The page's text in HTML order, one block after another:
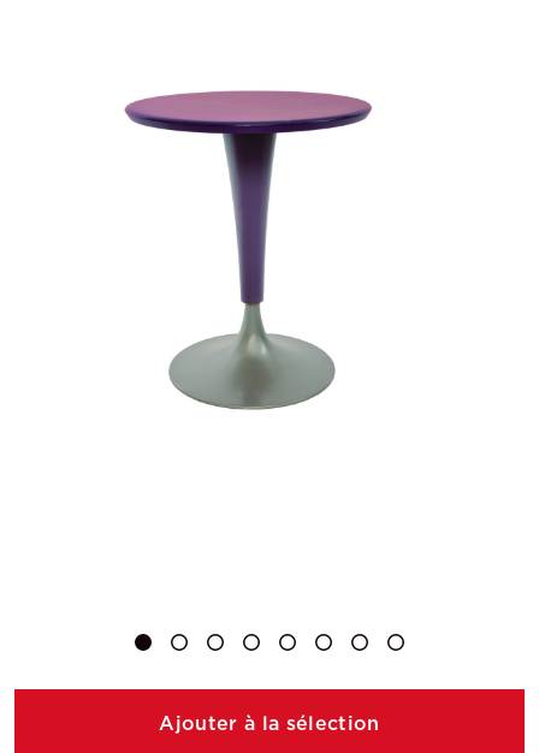
Ajouter à la sélection